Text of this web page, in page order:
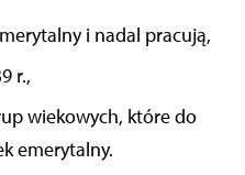
i nadal pracują,
r.,
wiekowych, które do
emerytalny.